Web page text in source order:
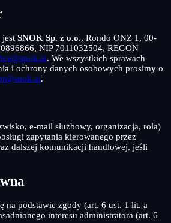
jest SNOK Sp. z o.o., Rondo ONZ 1, 00-
NIP 7011032504, REGON
. We wszystkich sprawach
i ochrony danych osobowych prosimy o
.
e-mail służbowy, organizacja, rola)
zapytania kierowanego przez
dalszej komunikacji handlowej, jeśli
na podstawie zgody (art. 6 ust. 1 lit. a
interesu administratora (art. 6